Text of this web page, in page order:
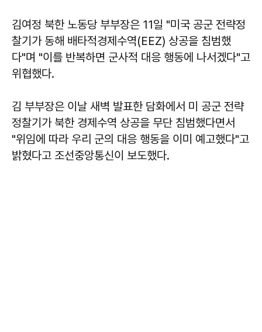
김여정 북한 노동당 부부장은 11일 "미국 공군 전략정
찰기가 동해 배타적경제수역(EEZ) 상공을 침범했
다"며 "이를 반복하면 군사적 대응 행동에 나서겠다"고
위협했다.
김 부부장은 이날 새벽 발표한 담화에서 미 공군 전략
정찰기가 북한 경제수역 상공을 무단 침범했다면서
"위임에 따라 우리 군의 대응 행동을 이미 예고했다"고
밝혔다고 조선중앙통신이 보도했다.